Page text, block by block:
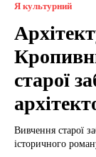
Я культурний
старої
Вивчення старої
історичного